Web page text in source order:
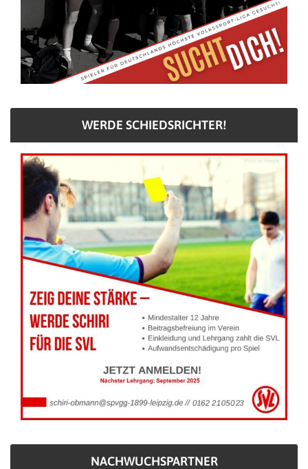
WERDE SCHIEDSRICHTER!
NACHWUCHSPARTNER